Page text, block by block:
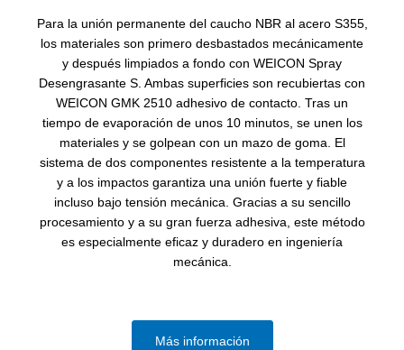
Para la unión permanente del caucho NBR al acero S355,
los materiales son primero desbastados mecánicamente
y después limpiados a fondo con WEICON Spray
Desengrasante S. Ambas superficies son recubiertas con
WEICON GMK 2510 adhesivo de contacto. Tras un
tiempo de evaporación de unos 10 minutos, se unen los
materiales y se golpean con un mazo de goma. El
sistema de dos componentes resistente a la temperatura
y a los impactos garantiza una unión fuerte y fiable
incluso bajo tensión mecánica. Gracias a su sencillo
procesamiento y a su gran fuerza adhesiva, este método
es especialmente eficaz y duradero en ingeniería
mecánica.
Más información